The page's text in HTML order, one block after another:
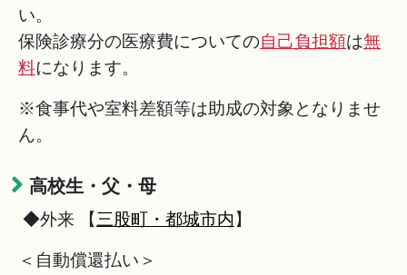
い。
保険診療分の医療費についての自己負担額は無
料になります。
※食事代や室料差額等は助成の対象となりませ
ん。
高校生・父・母
◆外来 【三股町・都城市内 】
＜自動償還払い＞